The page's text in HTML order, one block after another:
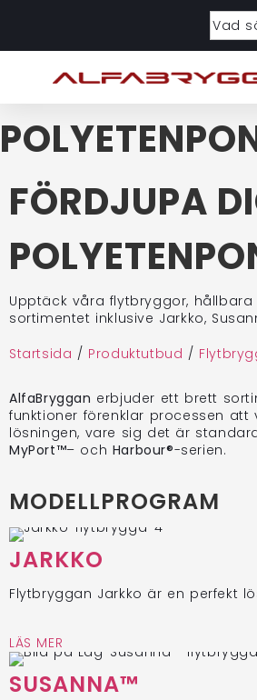
FÖRDJUPA
Upptäck våra flytbryggor,
sortimentet inklusive Jarkko,
Startsida / Produktutbud /
AlfaBryggan erbjuder ett brett
funktioner förenklar processen
lösningen, vare sig det är
MyPort™– och Harbour®-serien.
MODELLPROGRAM
JARKKO
Flytbryggan Jarkko är en perfekt
LÄS MER
SUSANNA™